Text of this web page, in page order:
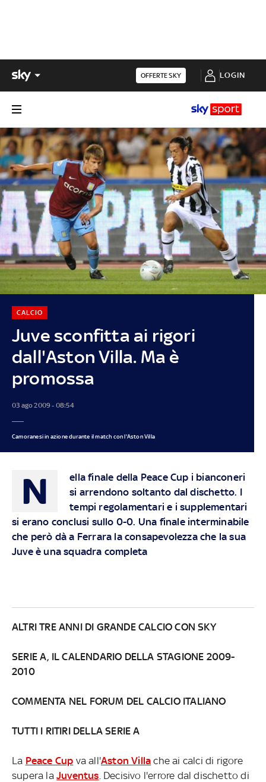
OFFERTE SKY LOGIN
Juve sconfitta ai rigori
dall'Aston Villa. Ma è
promossa
CALCIO
03 ago 2009 - 08:54
Camoranesi in azione durante il match con l'Aston Villa
N
ella finale della Peace Cup i bianconeri
si arrendono soltanto dal dischetto. I
tempi regolamentari e i supplementari
si erano conclusi sullo 0-0. Una finale interminabile
che però dà a Ferrara la consapevolezza che la sua
Juve è una squadra completa
ALTRI TRE ANNI DI GRANDE CALCIO CON SKY
SERIE A, IL CALENDARIO DELLA STAGIONE 2009-
2010
COMMENTA NEL FORUM DEL CALCIO ITALIANO
TUTTI I RITIRI DELLA SERIE A
La Peace Cup va all'Aston Villa che ai calci di rigore
supera la Juventus . Decisivo l'errore dal dischetto di